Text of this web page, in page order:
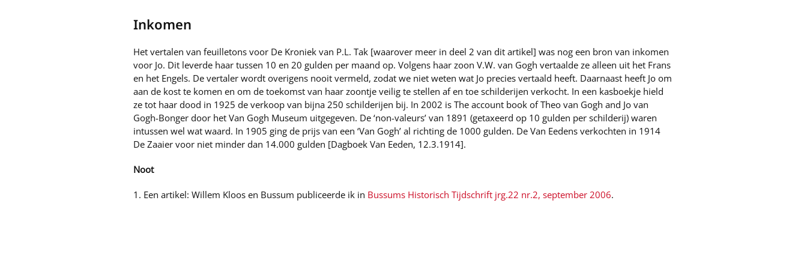
Inkomen
Het vertalen van feuilletons voor De Kroniek van P.L. Tak [waarover meer in deel 2 van dit artikel] was nog een bron van inkomen
voor Jo. Dit leverde haar tussen 10 en 20 gulden per maand op. Volgens haar zoon V.W. van Gogh vertaalde ze alleen uit het Frans
en het Engels. De vertaler wordt overigens nooit vermeld, zodat we niet weten wat Jo precies vertaald heeft. Daarnaast heeft Jo om
aan de kost te komen en om de toekomst van haar zoontje veilig te stellen af en toe schilderijen verkocht. In een kasboekje hield
ze tot haar dood in 1925 de verkoop van bijna 250 schilderijen bij. In 2002 is The account book of Theo van Gogh and Jo van
Gogh-Bonger door het Van Gogh Museum uitgegeven. De ‘non-valeurs’ van 1891 (getaxeerd op 10 gulden per schilderij) waren
intussen wel wat waard. In 1905 ging de prijs van een ‘Van Gogh’ al richting de 1000 gulden. De Van Eedens verkochten in 1914
De Zaaier voor niet minder dan 14.000 gulden [Dagboek Van Eeden, 12.3.1914].
Noot
1. Een artikel: Willem Kloos en Bussum publiceerde ik in Bussums Historisch Tijdschrift jrg.22 nr.2, september 2006.